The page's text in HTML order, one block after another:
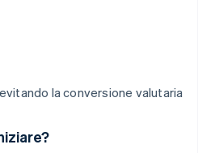
la conversione valutaria